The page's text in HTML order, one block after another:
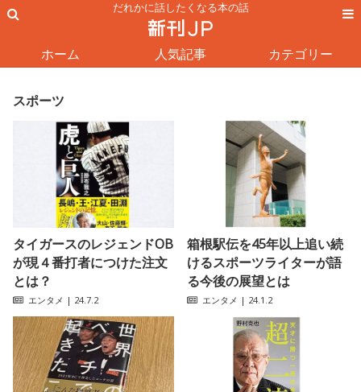
だれかに話したくなる本の話
ホーム 人気記事 カテゴリー
スポーツ
タイガースのレジェンドOB
が現４番打者につけた注文
とは？
エンタメ | 24.7.2
箱根駅伝を45年以上追い続
けるスポーツライターが語
る今後の展望とは
エンタメ | 24.1.2